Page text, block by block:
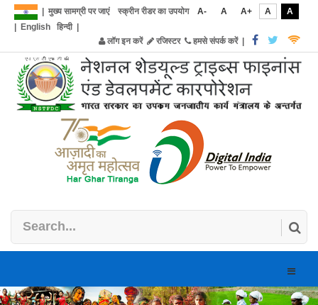
मुख्य सामग्री पर जाएं स्क्रीन रीडर का उपयोग A- A A+ A
A
English हिन्दी|
लॉग इन करें
रजिस्टर हमसे संपर्क करें|
Toggle